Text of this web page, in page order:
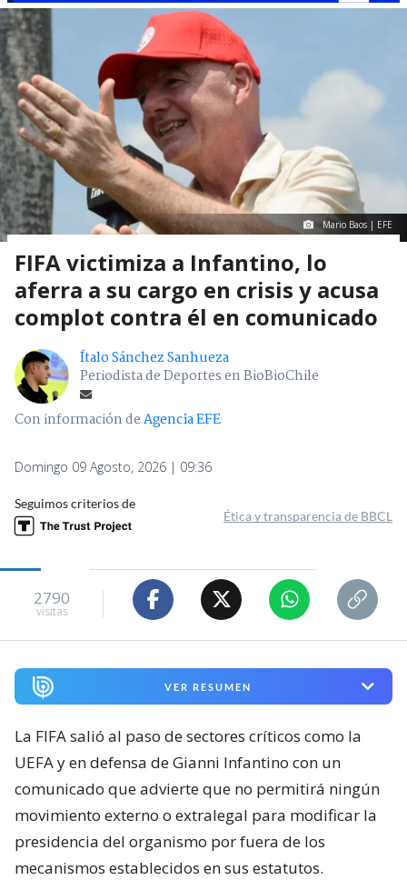
Mario Baos | EFE
FIFA victimiza a Infantino, lo
aferra a su cargo en crisis y acusa
complot contra él en comunicado
Ítalo Sánchez Sanhueza
Periodista de Deportes en BioBioChile
Con información deAgencia EFE
Domingo 09 Agosto, 2026 | 09:36
Seguimos criterios de
Ética y transparencia de BBCL
2790
visitas
VER RESUMEN
La FIFA salió al paso de sectores críticos como la
UEFA y en defensa de Gianni Infantino con un
comunicado que advierte que no permitirá ningún
movimiento externo o extralegal para modificar la
presidencia del organismo por fuera de los
mecanismos establecidos en sus estatutos.